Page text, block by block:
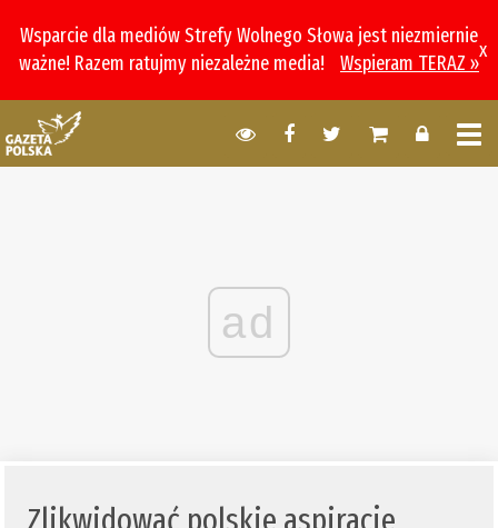
Wsparcie dla mediów Strefy Wolnego Słowa jest niezmiernie
ważne! Razem ratujmy niezależne media!
Wspieram TERAZ »
x
ad